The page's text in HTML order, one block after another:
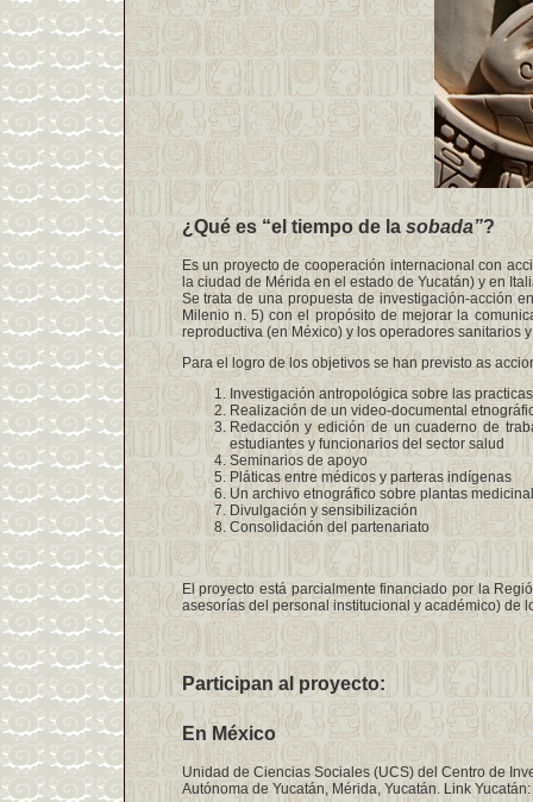
¿Qué es “el tiempo de la sobada”?
Es un proyecto de cooperación internacional con
la ciudad de Mérida en el estado de Yucatán) y en
Se trata de una propuesta de investigación-acción
Milenio n. 5) con el propósito de mejorar la
reproductiva (en México) y los operadores sanitarios
Para el logro de los objetivos se han previsto as
Investigación antropológica sobre las
Realización de un video-documental
Redacción y edición de un cuaderno de
estudiantes y funcionarios del sector salud
Seminarios de apoyo
Pláticas entre médicos y parteras indígenas
Un archivo etnográfico sobre plantas
Divulgación y sensibilización
Consolidación del partenariato
El proyecto está parcialmente financiado por la
asesorías del personal institucional y académico) de
Participan al proyecto:
En México
Unidad de Ciencias Sociales (UCS) del Centro de
Autónoma de Yucatán, Mérida, Yucatán. Link